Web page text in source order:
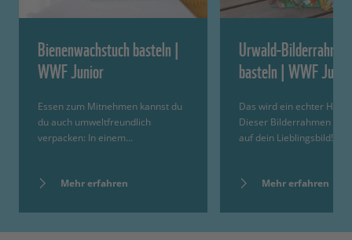
Bienenwachstuch basteln |
WWF Junior
Essen zum Mitnehmen kannst du
du auch umweltfreundlich
verpacken: In einem…
Mehr erfahren
Urwald-Bilderrahmen
basteln | WWF
Das wird ein echter
Dieser Bilderrahmen
auf dein Lieblingsbild!
Mehr erfahren